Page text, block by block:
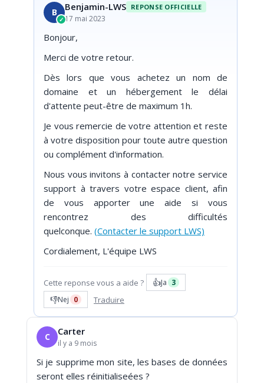
B
✓
Benjamin-LWS REPONSE OFFICIELLE
17 mai 2023
Bonjour,
Merci de votre retour.
Dès lors que vous achetez un nom de
domaine et un hébergement le délai
d'attente peut-être de maximum 1h.
Je vous remercie de votre attention et reste
à votre disposition pour toute autre question
ou complément d'information.
Nous vous invitons à contacter notre service
support à travers votre espace client, afin
de vous apporter une aide si vous
rencontrez des difficultés
quelconque. (Contacter le support LWS)
Cordialement, L'équipe LWS
Cette reponse vous a aide ? 👍Ja 3
👎Nej 0 Traduire
C Carter
il y a 9 mois
Si je supprime mon site, les bases de données
seront elles réinitialiseées ?